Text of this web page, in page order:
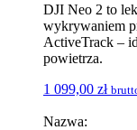
DJI Neo 2 to
wykrywaniem
ActiveTrack –
powietrza.
1 099,00 zł
Nazwa: